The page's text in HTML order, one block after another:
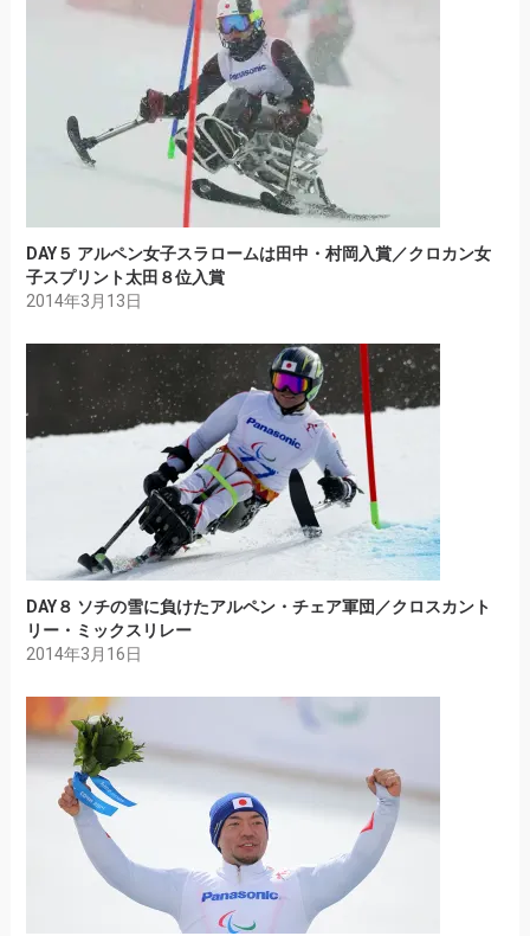
DAY５ アルペン女子スラロームは田中・村岡入賞／クロカン女
子スプリント太田８位入賞
2014年3月13日
DAY８ ソチの雪に負けたアルペン・チェア軍団／クロスカント
リー・ミックスリレー
2014年3月16日